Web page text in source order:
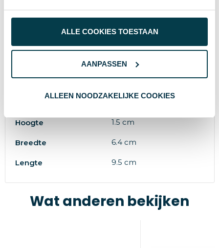
ALLE COOKIES TOESTAAN
AANPASSEN
ALLEEN NOODZAKELIJKE COOKIES
42835
Hoogte 1.5 cm
Breedte 6.4 cm
Lengte 9.5 cm
Wat anderen bekijken